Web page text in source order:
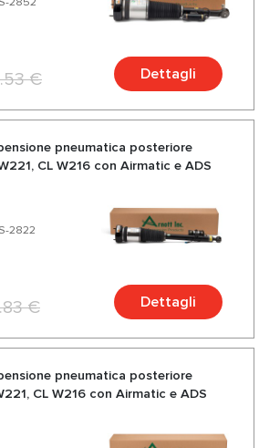
€ Dettagli
pneumatica posteriore
CL W216 con Airmatic e ADS
2822
€ Dettagli
pneumatica posteriore
CL W216 con Airmatic e ADS